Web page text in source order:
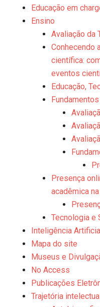
Educação em
Ensino
Avaliação da
Conhecendo
cientí­fica:
eventos
Educação,
Presença
acadêmica
Tecnologia e
Inteligência
Mapa do site
Museus e
No Access
Publicações
Trajetória